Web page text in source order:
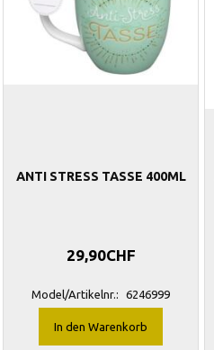
ANTI STRESS TASSE 400ML
29,90CHF
Model/Artikelnr.: 6246999
In den Warenkorb